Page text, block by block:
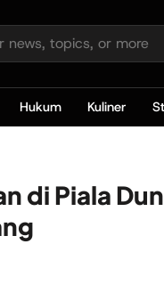
Hukum Kuliner
di Piala